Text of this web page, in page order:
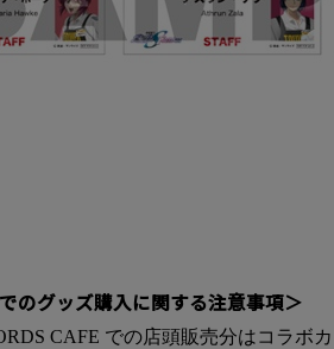
のグッズ購入に関する注意事項＞
CAFE での店頭販売分はコラボ